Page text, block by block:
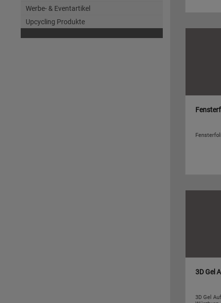
Werbe- & Eventartikel
Upcycling Produkte
3D Gel
3D Gel